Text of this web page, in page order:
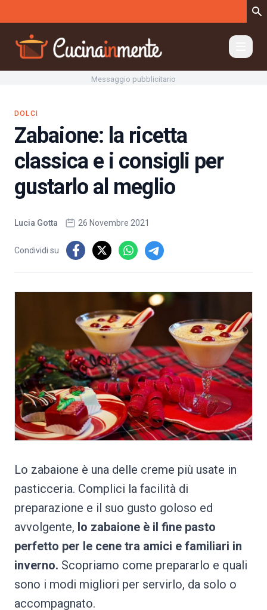
Messaggio pubblicitario
DOLCI
Zabaione: la ricetta
classica e i consigli per
gustarlo al meglio
Lucia Gotta 26 Novembre 2021
Condividi su
Lo zabaione è una delle creme più usate in
pasticceria. Complici la facilità di
preparazione e il suo gusto goloso ed
avvolgente, lo zabaione è il fine pasto
perfetto per le cene tra amici e familiari in
inverno. Scopriamo come prepararlo e quali
sono i modi migliori per servirlo, da solo o
accompagnato.